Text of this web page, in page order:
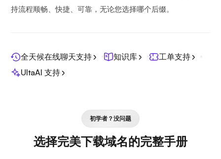
持流程顺畅、快捷、可靠，无论您选择哪个后缀。
全天候在线聊天支持 知识库
工单支持
UltaAI 支持
初学者？没问题
选择完美下载域名的完整手册